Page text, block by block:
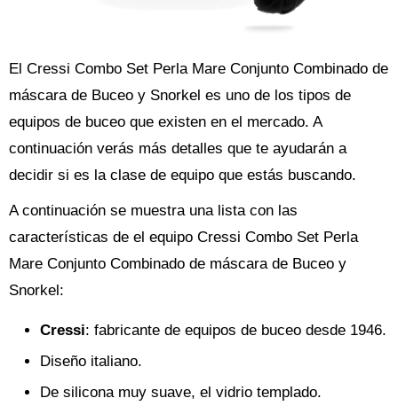
El Cressi Combo Set Perla Mare Conjunto Combinado de
máscara de Buceo y Snorkel es uno de los tipos de
equipos de buceo que existen en el mercado. A
continuación verás más detalles que te ayudarán a
decidir si es la clase de equipo que estás buscando.
A continuación se muestra una lista con las
características de el equipo Cressi Combo Set Perla
Mare Conjunto Combinado de máscara de Buceo y
Snorkel:
Cressi: fabricante de equipos de buceo desde 1946.
Diseño italiano.
De silicona muy suave, el vidrio templado.